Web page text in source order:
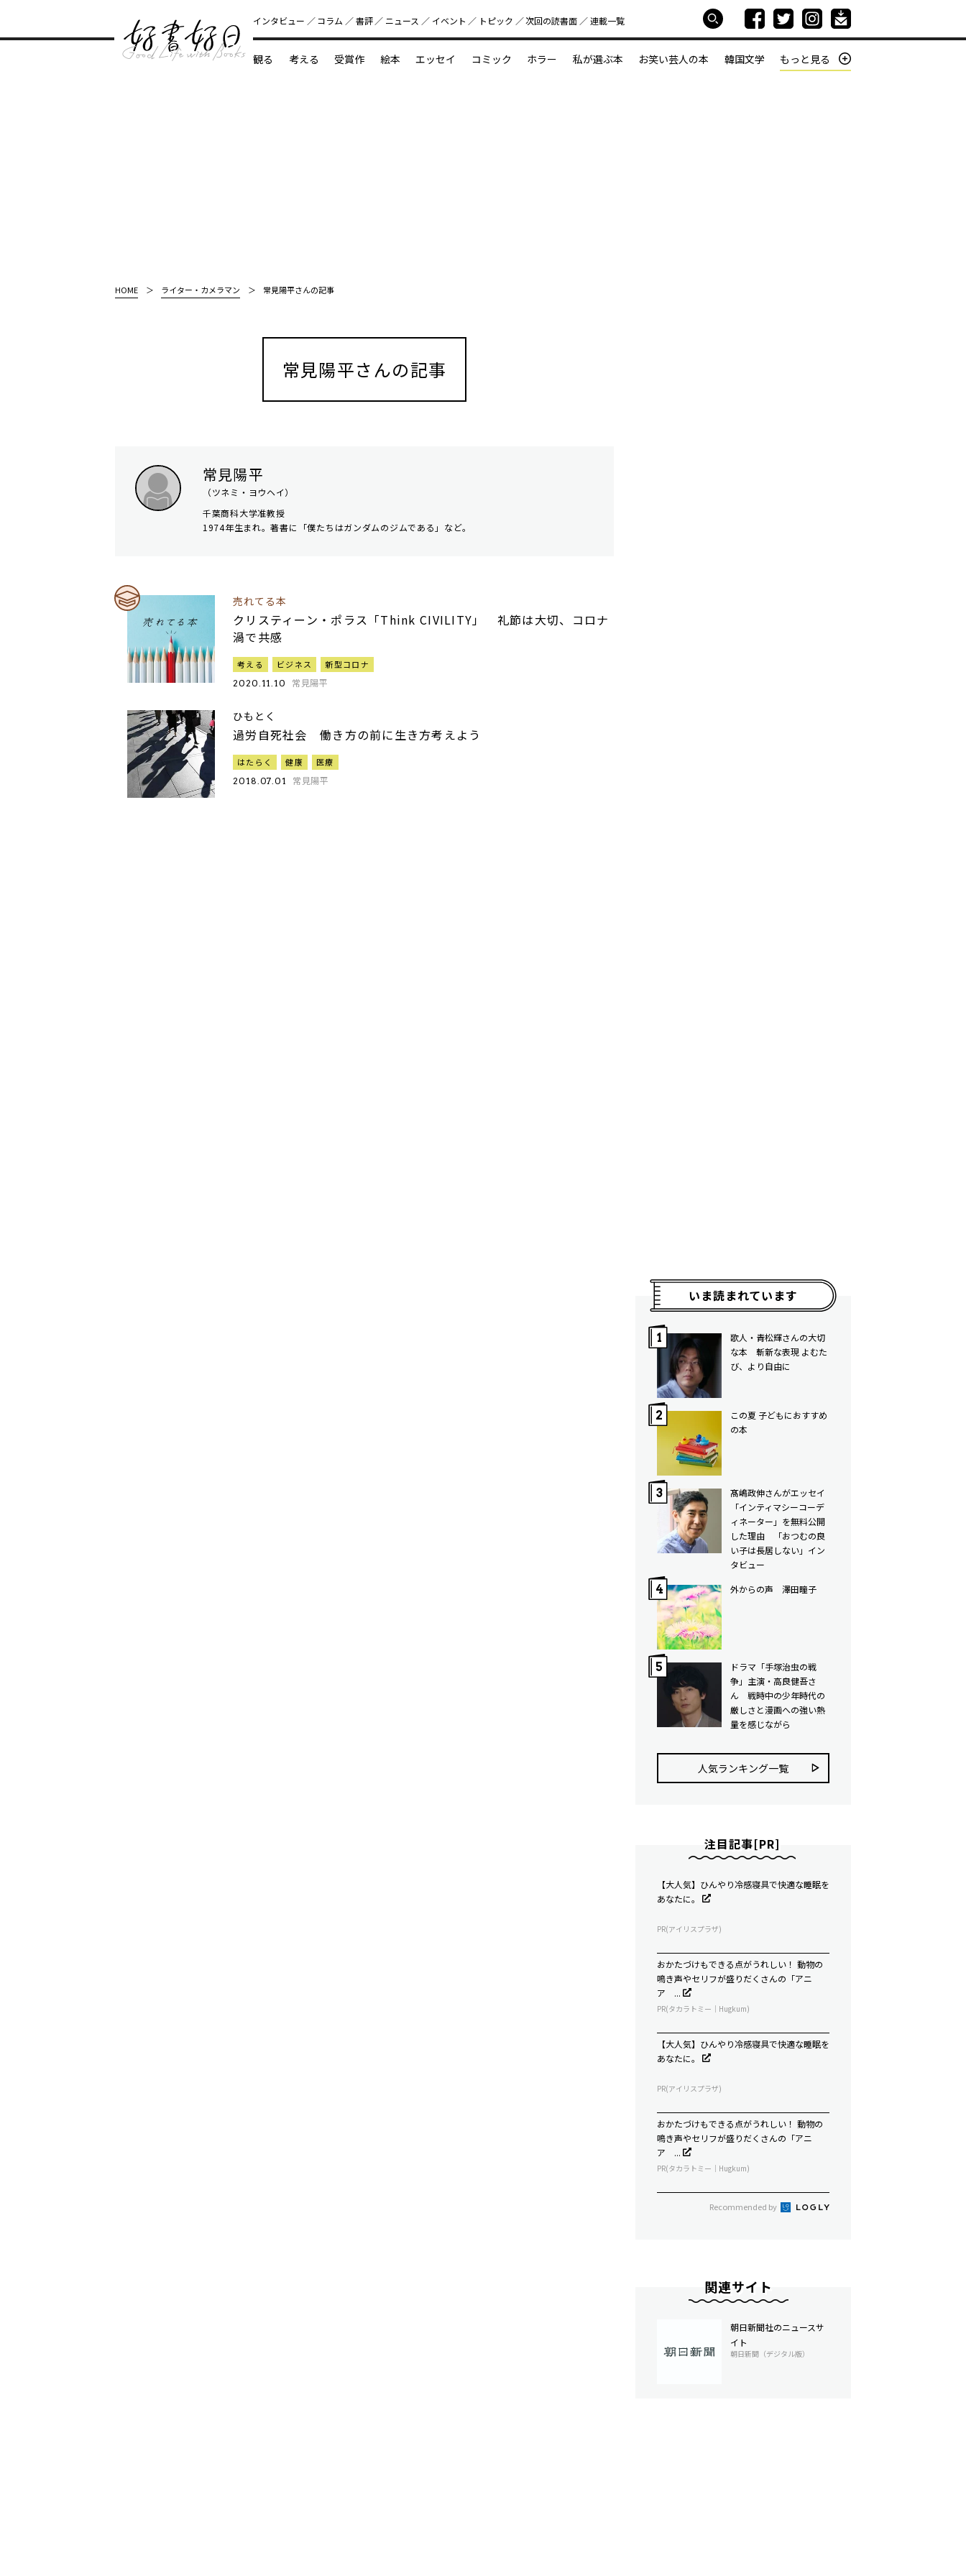
好書好日
インタビュー コラム 書評 ニュース イベント トピック 次回の読書⾯ 連載一覧
観る 考える 受賞作 絵本 エッセイ コミック ホラー 私が選ぶ本 お笑い芸人の本 韓国文学 もっと見る
HOME ライター・カメラマン 常見陽平さんの記事
常見陽平さんの記事
常見陽平
（ツネミ・ヨウヘイ）
千葉商科大学准教授
1974年生まれ。著書に「僕たちはガンダムのジムである」など。
売れてる本
クリスティーン・ポラス「Think CIVILITY」 礼節は大切、コロナ
渦で共感
考える ビジネス 新型コロナ
2020.11.10 常見陽平
ひもとく
過労自死社会 働き方の前に生き方考えよう
はたらく 健康 医療
2018.07.01 常見陽平
いま読まれています
歌人・青松輝さんの大切
な本 斬新な表現 よむた
び、より自由に
この夏 子どもにおすすめ
の本
髙嶋政伸さんがエッセイ
「インティマシーコーデ
ィネーター」を無料公開
した理由 「おつむの良
い子は長居しない」イン
タビュー
外からの声 澤田瞳子
ドラマ「手塚治虫の戦
争」主演・高良健吾さ
ん 戦時中の少年時代の
厳しさと漫画への強い熱
量を感じながら
人気ランキング⼀覧
注目記事[PR]
【大人気】ひんやり冷感寝具で快適な睡眠を
あなたに。
PR(アイリスプラザ)
おかたづけもできる点がうれしい！ 動物の
鳴き声やセリフが盛りだくさんの「アニ
ア ...
PR(タカラトミー｜Hugkum)
【大人気】ひんやり冷感寝具で快適な睡眠を
あなたに。
PR(アイリスプラザ)
おかたづけもできる点がうれしい！ 動物の
鳴き声やセリフが盛りだくさんの「アニ
ア ...
PR(タカラトミー｜Hugkum)
Recommended by
関連サイト
朝日新聞社のニュースサ
イト
朝日新聞（デジタル版）